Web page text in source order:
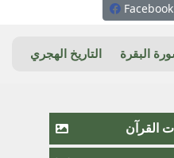
Facebook
البقرة التاريخ الهجري
القرآن